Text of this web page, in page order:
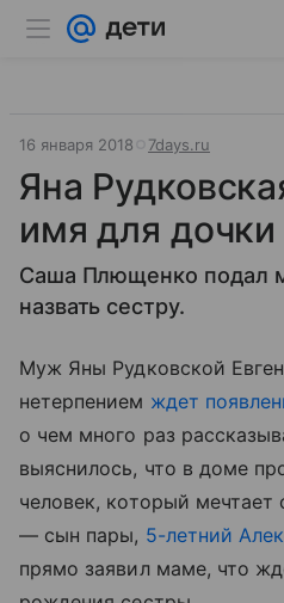
16 января 2018 7days.ru
Яна
имя для дочки
Саша Плющенко подал
назвать сестру.
Муж Яны Рудковской
нетерпением ждет
о чем много раз
выяснилось, что в доме
человек, который мечтает
— сын пары, 5-летний
прямо заявил маме, что